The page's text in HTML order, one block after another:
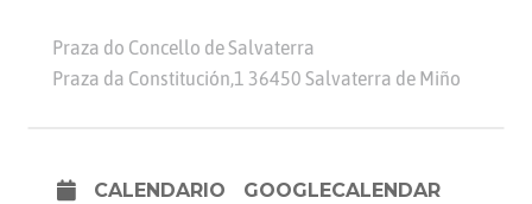
Praza do Concello de Salvaterra
Praza da Constitución,1 36450 Salvaterra de Miño
CALENDARIO GOOGLECALENDAR